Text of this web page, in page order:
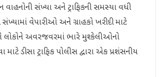
સંખ્યા અને ટ્રાફિકની સમસ્યા વધી
વેપારીઓ અને ગ્રાહકો ખરીદી માટે
લોકોને અવરજવરમાં ભારે મુશ્કેલીઓનો
ડીસા ટ્રાફિક પોલીસ દ્વારા એક પ્રશંસનીય